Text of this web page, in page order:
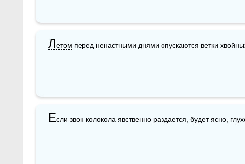
Летом перед ненастными днями опускаются ветки
Если звон колокола явственно раздается, будет ясно,